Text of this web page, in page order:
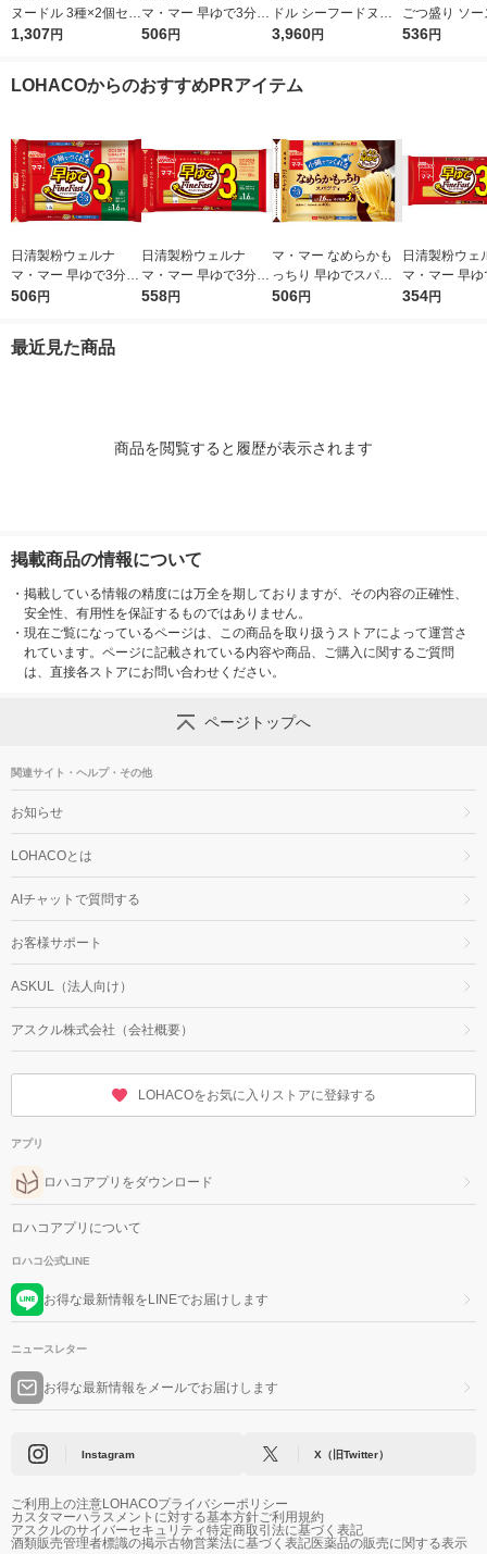
ヌードル 3種×2個セッ
ト カップ麺 カップラ
1,307円
マ・マー 早ゆで3分ス
パゲティ2/3サイズ1.6
506円
ドル シーフードヌー
ドル カップ麺 カップ
3,960円
ごつ盛り ソ
ば 1セット
536円
LOHACOからのおすすめPRアイテム
日清製粉ウェルナ
マ・マー 早ゆで3分ス
パゲティ2/3サイズ1.6
506円
日清製粉ウェルナ
マ・マー 早ゆで3分ス
パゲティ 1.6mm チャ
558円
マ・マー なめらかも
っちり 早ゆでスパゲ
ティ 2/3サイズ チャッ
506円
日清製粉ウェ
マ・マー 早
ゲティ
354円
最近見た商品
商品を閲覧すると履歴が表示されます
掲載商品の情報について
・ 掲載している情報の精度には万全を期しておりますが、その内容の正確性、
安全性、有用性を保証するものではありません。
・ 現在ご覧になっているページは、この商品を取り扱うストアによって運営さ
れています。ページに記載されている内容や商品、ご購入に関するご質問
は、直接各ストアにお問い合わせください。
ページトップへ
関連サイト・ヘルプ・その他
お知らせ
LOHACOとは
AIチャットで質問する
お客様サポート
ASKUL（法人向け）
アスクル株式会社（会社概要）
LOHACOをお気に入りストアに登録する
アプリ
ロハコアプリをダウンロード
ロハコアプリについて
ロハコ公式LINE
お得な最新情報をLINEでお届けします
ニュースレター
お得な最新情報をメールでお届けします
Instagram X（旧Twitter）
ご利用上の注意LOHACOプライバシーポリシー
カスタマーハラスメントに対する基本方針ご利用規約
アスクルのサイバーセキュリティ特定商取引法に基づく表記
酒類販売管理者標識の掲示古物営業法に基づく表記医薬品の販売に関する表示